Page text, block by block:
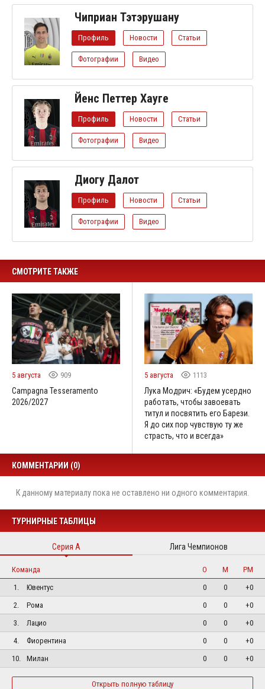
Чиприан Тэтэрушану
Профиль Новости Статьи
Фотографии Видео
Йенс Петтер Хауге
Профиль Новости Статьи
Фотографии Видео
Диогу Далот
Профиль Новости Статьи
Фотографии Видео
СМОТРИТЕ ТАКЖЕ
5 августа 909
Campagna Tesseramento
2026/2027
5 августа 1113
Лука Модрич: «Будем усердно
работать, чтобы завоевать
титул и посвятить его Барези.
Я до сих пор чувствую ту же
страсть, что и всегда»
КОММЕНТАРИИ (0)
К данному материалу пока не оставлено ни одного комментария.
ТУРНИРНЫЕ ТАБЛИЦЫ
Серия А Лига Чемпионов
Команда О М
РМ
1.
Ювентус 0 0
+0
2.
Рома 0 0
+0
3.
Лацио 0 0
+0
4.
Фиорентина 0 0
+0
10.
Милан 0 0 +0
Открыть полную таблицу